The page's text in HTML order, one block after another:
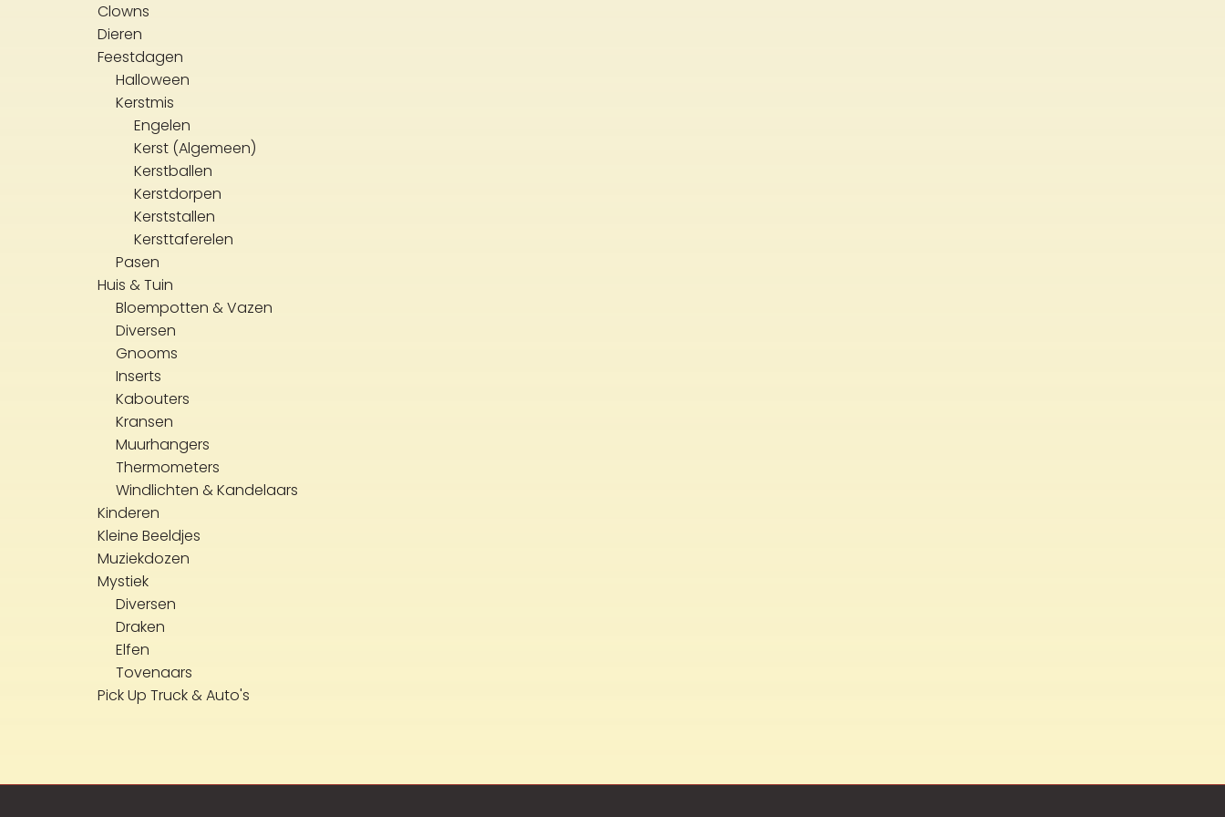
Clowns
Dieren
Feestdagen
Halloween
Kerstmis
Engelen
Kerst (Algemeen)
Kerstballen
Kerstdorpen
Kerststallen
Kersttaferelen
Pasen
Huis & Tuin
Bloempotten & Vazen
Diversen
Gnooms
Inserts
Kabouters
Kransen
Muurhangers
Thermometers
Windlichten & Kandelaars
Kinderen
Kleine Beeldjes
Muziekdozen
Mystiek
Diversen
Draken
Elfen
Tovenaars
Pick Up Truck & Auto's